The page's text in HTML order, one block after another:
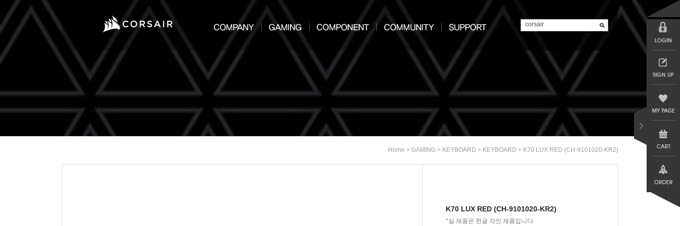
Home > GAMING > KEYBOARD > KEYBOARD > K70 LUX RED (CH-9101020-KR2)
K70 LUX RED (CH-9101020-KR2)
*실 제품은 한글 각인 제품입니다.